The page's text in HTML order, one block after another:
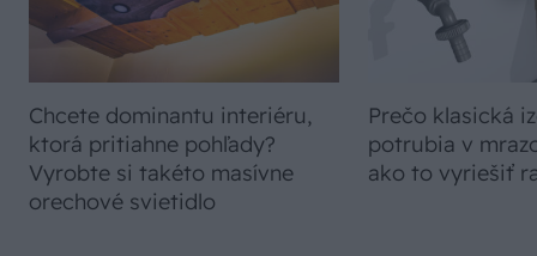
Chcete dominantu interiéru,
ktorá pritiahne pohľady?
Vyrobte si takéto masívne
orechové svietidlo
Prečo klasická
potrubia v
ako to vyriešiť